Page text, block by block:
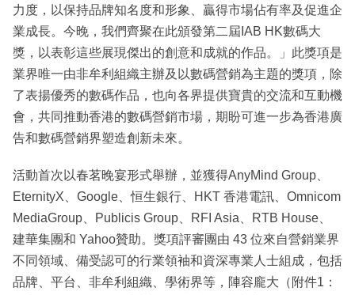
力度，以保持品牌知名度和形象、贏得市場佔有率及促進企
業成長。今晚，我們齊聚在此頒發第二屆IAB HK數碼大
獎，以表彰這些展現傑出的創意和成就的作品。」此獎項是
業界唯一由非牟利組織主辦及以數碼營銷為主題的獎項，除
了表揚優秀的數碼作品，也向各界提供寶貴的交流和互動機
會，共同推動香港的數碼營銷市場，期盼可進一步為香港廣
告和數碼營銷界塑造創新未來。
活動首次以春茗晚宴形式舉辦，並獲得AnyMind Group、
EternityX、Google、恒生銀行、HKT 香港電訊、Omnicom
MediaGroup、Publicis Group、RFI Asia、RTB House、
建華集團和 Yahoo贊助。獎項評審團由 43 位來自營銷業界
不同領域、備受認可的行業領袖和資深專業人士組成，包括
品牌、平台、非牟利組織、學術界等，陣容龐大（附件1：